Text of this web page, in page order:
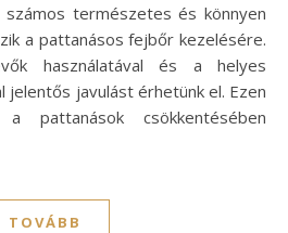
számos természetes és könnyen
a pattanásos fejbőr kezelésére.
használatával és a helyes
jelentős javulást érhetünk el. Ezen
pattanások csökkentésében
TOVÁBB